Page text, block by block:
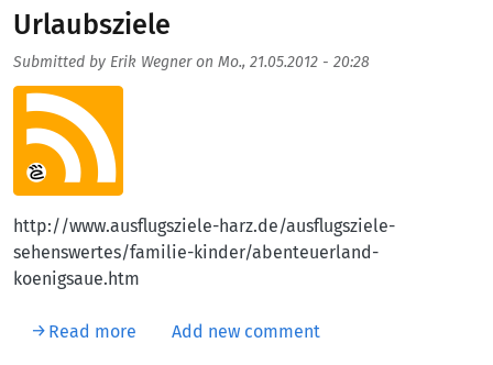
Urlaubsziele
Submitted by Erik Wegneron Mo., 21.05.2012 - 20:28
Aufmacherbild
http://www.ausflugsziele-harz.de/ausflugsziele-
sehenswertes/familie-kinder/abenteuerland-
koenigsaue.htm
Read more about Urlaubsziele
Add new comment